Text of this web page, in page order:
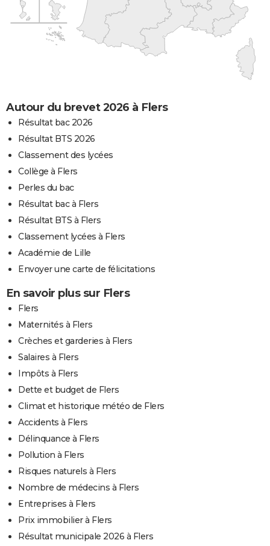
Autour du brevet 2026 à Flers
Résultat bac 2026
Résultat BTS 2026
Classement des lycées
Collège à Flers
Perles du bac
Résultat bac à Flers
Résultat BTS à Flers
Classement lycées à Flers
Académie de Lille
Envoyer une carte de félicitations
En savoir plus sur Flers
Flers
Maternités à Flers
Crèches et garderies à Flers
Salaires à Flers
Impôts à Flers
Dette et budget de Flers
Climat et historique météo de Flers
Accidents à Flers
Délinquance à Flers
Pollution à Flers
Risques naturels à Flers
Nombre de médecins à Flers
Entreprises à Flers
Prix immobilier à Flers
Résultat municipale 2026 à Flers